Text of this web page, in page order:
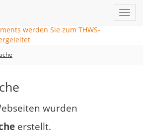
wurden
erstellt.